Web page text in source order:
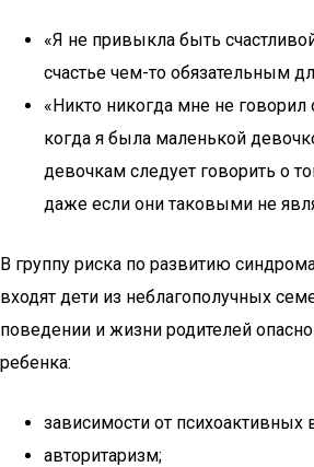
«Я не привыкла быть
счастье чем-то обязательным
«Никто никогда мне не говорил
когда я была маленькой
девочкам следует говорить о
даже если они таковыми не
В группу риска по развитию
входят дети из неблагополучных
поведении и жизни родителей
ребенка:
зависимости от психоактивных
авторитаризм;